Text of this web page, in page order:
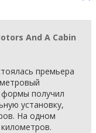
And A Cabin
премьера
получил
установку,
На одном